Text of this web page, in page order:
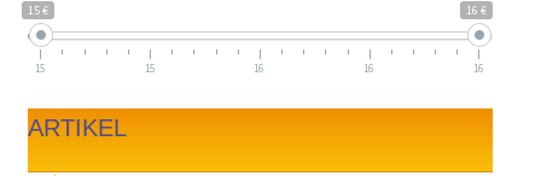
15 € 16 €
15 15 16 16 16
ARTIKEL